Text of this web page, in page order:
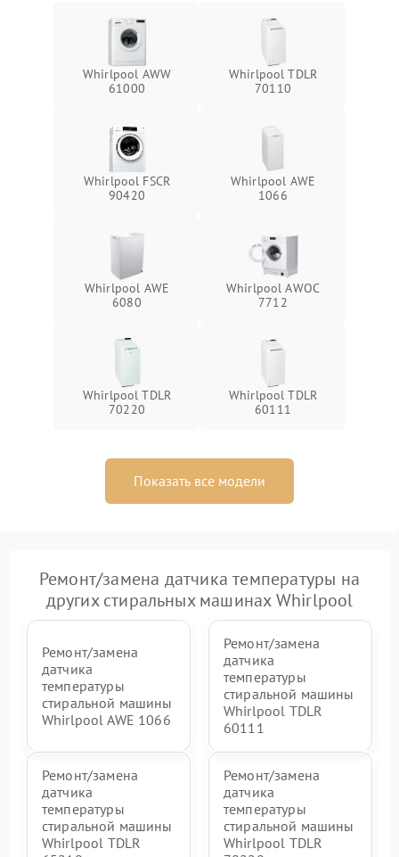
Whirlpool AWW
61000
Whirlpool TDLR
70110
Whirlpool FSCR
90420
Whirlpool AWE
1066
Whirlpool AWE
6080
Whirlpool AWOC
7712
Whirlpool TDLR
70220
Whirlpool TDLR
60111
Показать все модели
Ремонт/замена датчика температуры на
других стиральных машинах Whirlpool
Ремонт/замена
датчика
температуры
стиральной машины
Whirlpool AWE 1066
Ремонт/замена
датчика
температуры
стиральной машины
Whirlpool TDLR
60111
Ремонт/замена
датчика
температуры
стиральной машины
Whirlpool TDLR
Ремонт/замена
датчика
температуры
стиральной машины
Whirlpool TDLR